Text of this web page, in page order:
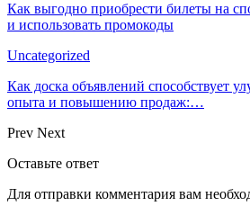
Как выгодно приобрести билеты на
и использовать промокоды
Uncategorized
Как доска объявлений способствует
опыта и повышению продаж:…
Prev Next
Оставьте ответ
Для отправки комментария вам